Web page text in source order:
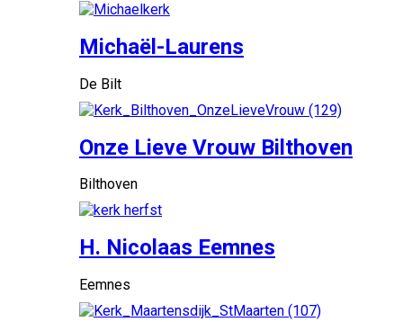
Michaël-Laurens
De Bilt
Onze Lieve Vrouw Bilthoven
Bilthoven
H. Nicolaas Eemnes
Eemnes